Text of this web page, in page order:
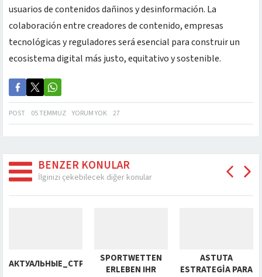
usuarios de contenidos dañinos y desinformación. La
colaboración entre creadores de contenido, empresas
tecnológicas y reguladores será esencial para construir un
ecosistema digital más justo, equitativo y sostenible.
POST 05 TEMMUZ YORUM YOK 27
BENZER KONULAR
İlginizi çekebilecek diğer konular
АКТУАЛЬНЫЕ_СТРАТЕГИИ_ВЫИГРЫША_С_КАЗИНО_ОНЛ
SPORTWETTEN
ERLEBEN IHR
ASTUTA
ESTRATEGIA PARA